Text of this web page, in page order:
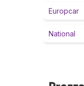
Europcar
National